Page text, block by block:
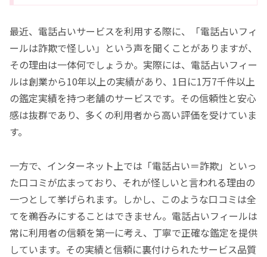
最近、電話占いサービスを利用する際に、「電話占いフィ
ールは詐欺で怪しい」という声を聞くことがありますが、
その理由は一体何でしょうか。実際には、電話占いフィー
ルは創業から10年以上の実績があり、1日に1万7千件以上
の鑑定実績を持つ老舗のサービスです。その信頼性と安心
感は抜群であり、多くの利用者から高い評価を受けていま
す。
一方で、インターネット上では「電話占い＝詐欺」といっ
た口コミが広まっており、それが怪しいと言われる理由の
一つとして挙げられます。しかし、このような口コミは全
てを鵜呑みにすることはできません。電話占いフィールは
常に利用者の信頼を第一に考え、丁寧で正確な鑑定を提供
しています。その実績と信頼に裏付けられたサービス品質